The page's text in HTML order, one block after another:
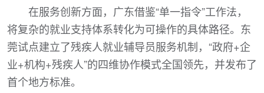
在服务创新方面，广东借鉴“单一指令”工作法，
将复杂的就业支持体系转化为可操作的具体路径。东
莞试点建立了残疾人就业辅导员服务机制，“政府+企
业+机构+残疾人”的四维协作模式全国领先，并发布了
首个地方标准。